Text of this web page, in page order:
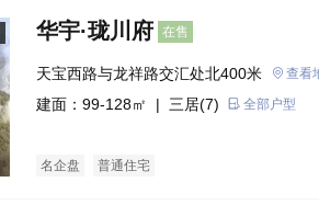
华宇·珑川府 在售
天宝西路与龙祥路交汇处北400米 查看
建面：99-128㎡ | 三居(7) 全部户型
名企盘 普通住宅